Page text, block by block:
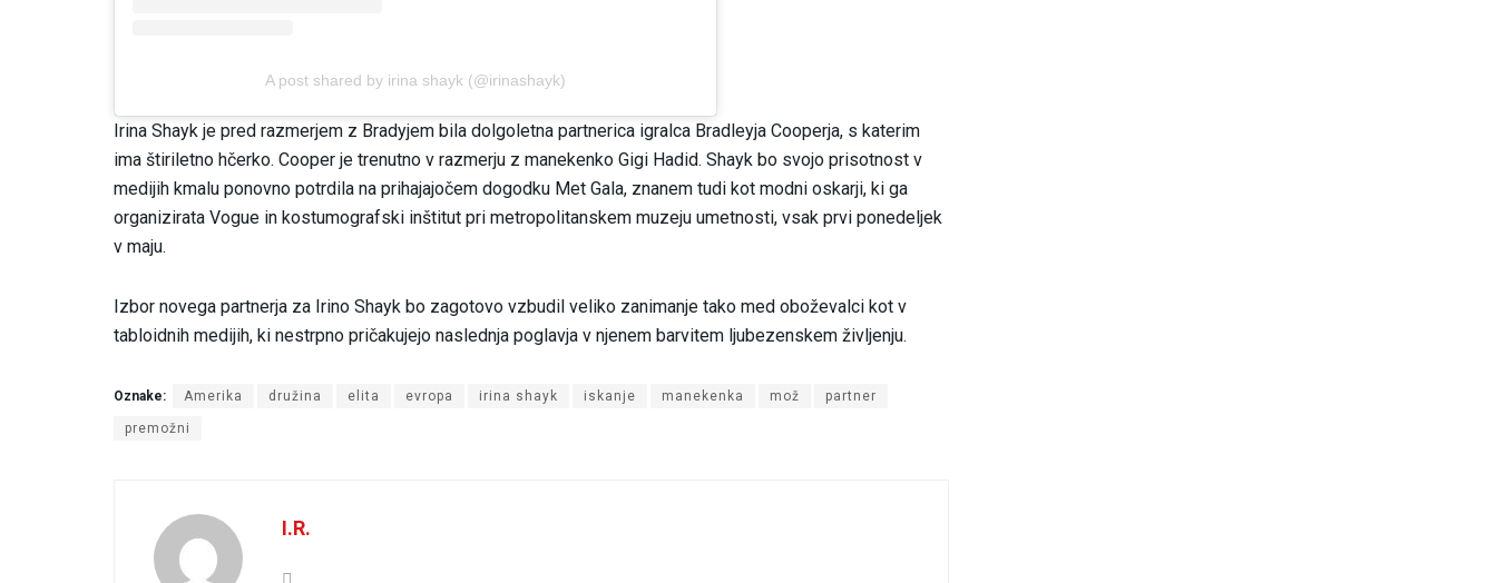
A post shared by irina shayk (@irinashayk)
Irina Shayk je pred razmerjem z Bradyjem bila dolgoletna partnerica igralca Bradleyja Cooperja, s katerim
ima štiriletno hčerko. Cooper je trenutno v razmerju z manekenko Gigi Hadid. Shayk bo svojo prisotnost v
medijih kmalu ponovno potrdila na prihajajočem dogodku Met Gala, znanem tudi kot modni oskarji, ki ga
organizirata Vogue in kostumografski inštitut pri metropolitanskem muzeju umetnosti, vsak prvi ponedeljek
v maju.
Izbor novega partnerja za Irino Shayk bo zagotovo vzbudil veliko zanimanje tako med oboževalci kot v
tabloidnih medijih, ki nestrpno pričakujejo naslednja poglavja v njenem barvitem ljubezenskem življenju.
Oznake: Amerika družina elita evropa irina shayk iskanje manekenka mož partner
premožni
I.R.